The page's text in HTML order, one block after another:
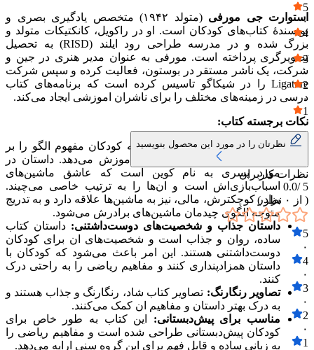
استوارت جی مورفی
(متولد ۱۹۴۲) متخصص یادگیری بصری و
نویسندهٔ کتاب‌های کودکان است. او در راکویل، کانکتیکات متولد و
بزرگ شده و در مدرسه طراحی رود ایلند (RISD) به تحصیل
تصویرگری پرداخته است. مورفی به عنوان مدیر هنری در جین و
شرکت، یک ناشر مستقر در بوستون، فعالیت کرده و سپس شرکت
Ligature را در شیکاگو تاسیس کرده است که برنامه‌های کتاب
درسی در زمینه‌های مختلف را برای ناشران اموزشی ایجاد می‌کند.
نکات برجسته کتاب:
اموزش مفهوم الگو:این کتاب به کودکان مفهوم الگو را بر
اساس رنگ و صدای ماشین‌ها اموزش می‌دهد. داستان در
مورد پسری به نام کوین است که عاشق ماشین‌های
اسباب‌بازی‌اش است و ان‌ها را به ترتیب خاصی می‌چیند.
برادر کوچکترش، مالی، نیز به ماشین‌ها علاقه دارد و به تدریج
متوجه الگوی چیدمان ماشین‌های برادرش می‌شود.
داستان جذاب و شخصیت‌های دوست‌داشتنی: داستان کتاب
ساده، روان و جذاب است و شخصیت‌های ان برای کودکان
دوست‌داشتنی هستند. این امر باعث می‌شود که کودکان با
داستان همزادپنداری کنند و مفاهیم ریاضی را به راحتی درک
کنند.
تصاویر رنگارنگ: تصاویر کتاب شاد، رنگارنگ و جذاب هستند و
به درک بهتر داستان و مفاهیم ان کمک می‌کنند.
مناسب برای پیش‌دبستانی:
این کتاب به طور خاص برای
کودکان پیش‌دبستانی طراحی شده است و مفاهیم ریاضی را
به زبانی ساده و قابل فهم برای این گروه سنی ارایه می‌دهد.
5
۰
4
۰
3
۰
2
۰
1
۰
نظرتان را در مورد این محصول بنویسید
نظرات کاربران
5 /
0.0
( از
۰ نظر )
5
۰
4
۰
3
۰
2
۰
1